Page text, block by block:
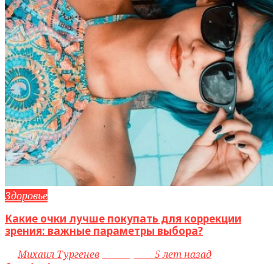
Здоровье
Какие очки лучше покупать для коррекции
зрения: важные параметры выбора?
byМихаил Тургенев
5 лет назад